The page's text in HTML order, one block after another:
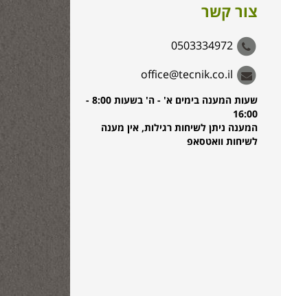
צור קשר
0503334972
office@tecnik.co.il
שעות המענה בימים א' - ה' בשעות 8:00 -
16:00
המענה ניתן לשיחות רגילות, אין מענה
לשיחות וואטסאפ